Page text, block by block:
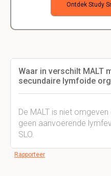
Ontdek Study
Waar in verschilt MALT
secundaire lymfoide
De MALT is niet
geen aanvoerende
SLO.
Rapporteer